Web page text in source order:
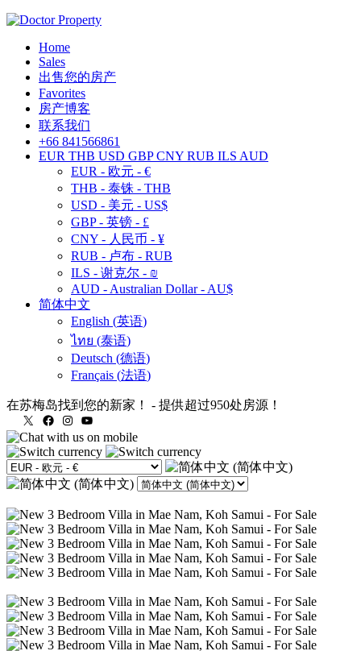
Home
Sales
出售您的房产
Favorites
房产博客
联系我们
+66 841566861
EUR THB USD GBP CNY RUB ILS AUD
EUR - 欧元 - €
THB - 泰铢 - THB
USD - 美元 - US$
GBP - 英镑 - £
CNY - 人民币 - ¥
RUB - 卢布 - RUB
ILS - 谢克尔 - ₪
AUD - Australian Dollar - AU$
简体中文
English (英语)
ไทย (泰语)
Deutsch (德语)
Français (法语)
在苏梅岛找到您的新家！ - 提供超过950处房源！
X
FacebookInstagram